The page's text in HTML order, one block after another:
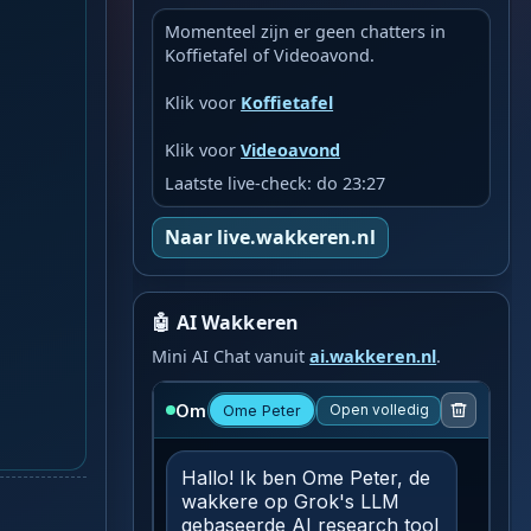
Momenteel zijn er geen chatters in
Koffietafel of Videoavond.
Klik voor Koffietafel
Klik voorVideoavond
Laatste live-check: do 23:27
Naar live.wakkeren.nl
🤖 AI Wakkeren
Mini AI Chat vanuitai.wakkeren.nl.